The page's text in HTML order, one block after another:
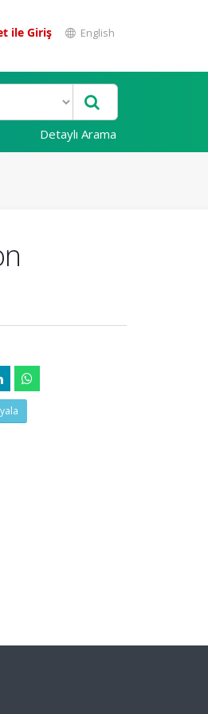
ile Giriş English
Detaylı Arama